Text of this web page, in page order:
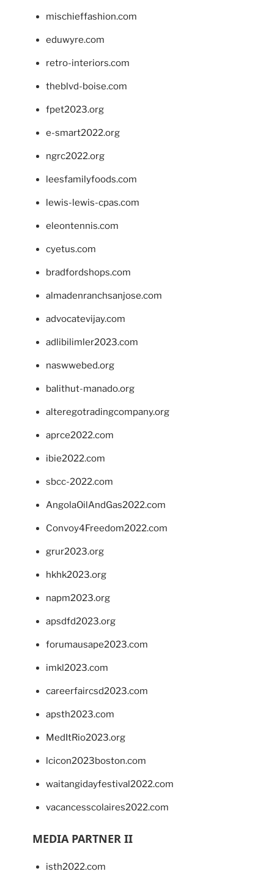
mischieffashion.com
eduwyre.com
retro-interiors.com
theblvd-boise.com
fpet2023.org
e-smart2022.org
ngrc2022.org
leesfamilyfoods.com
lewis-lewis-cpas.com
eleontennis.com
cyetus.com
bradfordshops.com
almadenranchsanjose.com
advocatevijay.com
adlibilimler2023.com
naswwebed.org
balithut-manado.org
alteregotradingcompany.org
aprce2022.com
ibie2022.com
sbcc-2022.com
AngolaOilAndGas2022.com
Convoy4Freedom2022.com
grur2023.org
hkhk2023.org
napm2023.org
apsdfd2023.org
forumausape2023.com
imkl2023.com
careerfaircsd2023.com
apsth2023.com
MedItRio2023.org
lcicon2023boston.com
waitangidayfestival2022.com
vacancesscolaires2022.com
MEDIA PARTNER II
isth2022.com